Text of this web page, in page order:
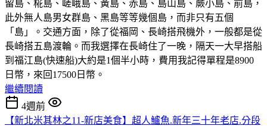
留島、椛島、嵯峨島、黃島、赤島、島山島、蕨小島、前島，
此外無人島男女群島、黑島等等幾個島，而非只有五個
「島」。交通方面，除了從福岡、長崎搭飛機外，一般都是從
長崎搭五島渡輪。而我選擇在長崎住了一晚，隔天一大早搭船
到福江島(快速船)大約是1個半小時，費用我記得單程是8900
日幣，來回17500日幣。
繼續閱讀
4週前
【新北米其林之11-新店美食】超人鱸魚.新年三十年老店.分段